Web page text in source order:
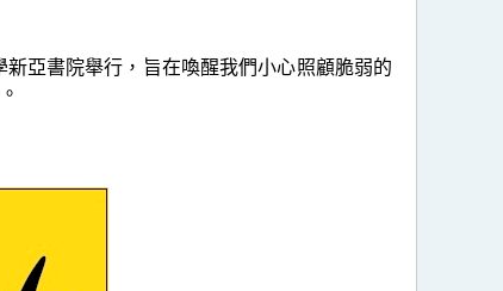
亞書院舉行，旨在喚醒我們小心照顧脆弱的